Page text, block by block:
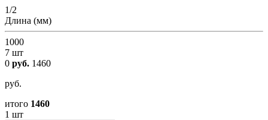
1/2
Длина (мм)
1000
7 шт
0 руб. 1460
руб.
итого 1460
1 шт